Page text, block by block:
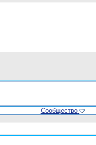
Сообщество